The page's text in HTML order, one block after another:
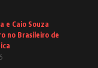
e Caio Souza
no Brasileiro de